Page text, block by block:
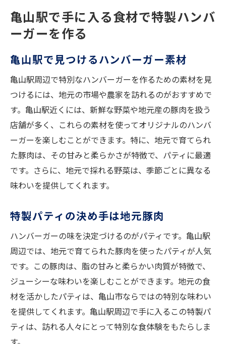
亀山駅で手に入る食材で特製ハンバ
ーガーを作る
亀山駅で見つけるハンバーガー素材
亀山駅周辺で特別なハンバーガーを作るための素材を見
つけるには、地元の市場や農家を訪れるのがおすすめで
す。亀山駅近くには、新鮮な野菜や地元産の豚肉を扱う
店舗が多く、これらの素材を使ってオリジナルのハンバ
ーガーを楽しむことができます。特に、地元で育てられ
た豚肉は、その甘みと柔らかさが特徴で、パティに最適
です。さらに、地元で採れる野菜は、季節ごとに異なる
味わいを提供してくれます。
特製パティの決め手は地元豚肉
ハンバーガーの味を決定づけるのがパティです。亀山駅
周辺では、地元で育てられた豚肉を使ったパティが人気
です。この豚肉は、脂の甘みと柔らかい肉質が特徴で、
ジューシーな味わいを楽しむことができます。地元の食
材を活かしたパティは、亀山市ならではの特別な味わい
を提供してくれます。亀山駅周辺で手に入るこの特製パ
ティは、訪れる人々にとって特別な食体験をもたらしま